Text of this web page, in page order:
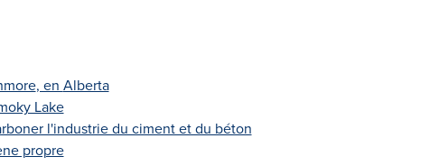
, en Alberta
Lake
l'industrie du ciment et du béton
propre